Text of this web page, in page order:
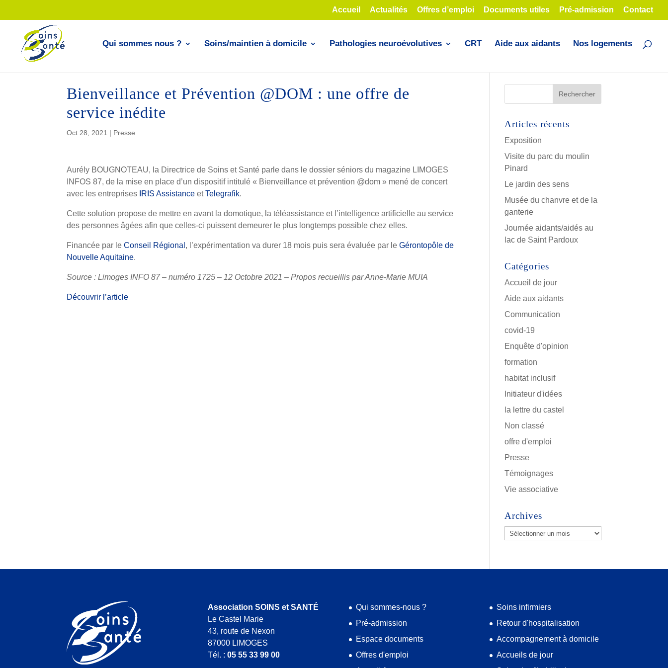
Accueil Actualités Offres d’emploi Documents utiles Pré-admission Contact
Qui sommes nous ? Soins/maintien à domicile Pathologies neuroévolutives CRT Aide aux aidants Nos logements
Bienveillance et Prévention @DOM : une offre de
service inédite
Oct 28, 2021 | Presse
Aurély BOUGNOTEAU, la Directrice de Soins et Santé parle dans le dossier séniors du magazine LIMOGES
INFOS 87, de la mise en place d’un dispositif intitulé « Bienveillance et prévention @dom » mené de concert
avec les entreprises IRIS Assistance etTelegrafik.
Cette solution propose de mettre en avant la domotique, la téléassistance et l’intelligence artificielle au service
des personnes âgées afin que celles-ci puissent demeurer le plus longtemps possible chez elles.
Financée par leConseil Régional , l’expérimentationva durer 18 mois puis seraévaluée par leGérontopôle de
Nouvelle Aquitaine.
Source : Limoges INFO 87 – numéro 1725 – 12 Octobre 2021 – Propos recueillis par Anne-Marie MUIA
Découvrir l’article
Articles récents
Exposition
Visite du parc du moulin
Pinard
Le jardin des sens
Musée du chanvre et de la
ganterie
Journée aidants/aidés au
lac de Saint Pardoux
Catégories
Accueil de jour
Aide aux aidants
Communication
covid-19
Enquête d'opinion
formation
habitat inclusif
Initiateur d'idées
la lettre du castel
Non classé
offre d'emploi
Presse
Témoignages
Vie associative
Archives
Archives
Association SOINS et SANTÉ
Le Castel Marie
43, route de Nexon
87000 LIMOGES
Tél. : 05 55 33 99 00
Qui sommes-nous ?
Pré-admission
Espace documents
Offres d'emploi
Soins infirmiers
Retour d'hospitalisation
Accompagnement à domicile
Accueils de jour